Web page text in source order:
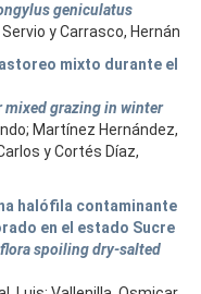
geniculatus
y Carrasco, Hernán
mixto durante el
mixed grazing in winter
Martínez Hernández,
y Cortés Díaz,
halófila contaminante
en el estado Sucre
spoiling dry-salted